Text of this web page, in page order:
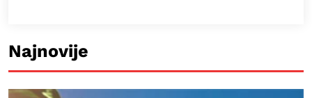
Najnovije